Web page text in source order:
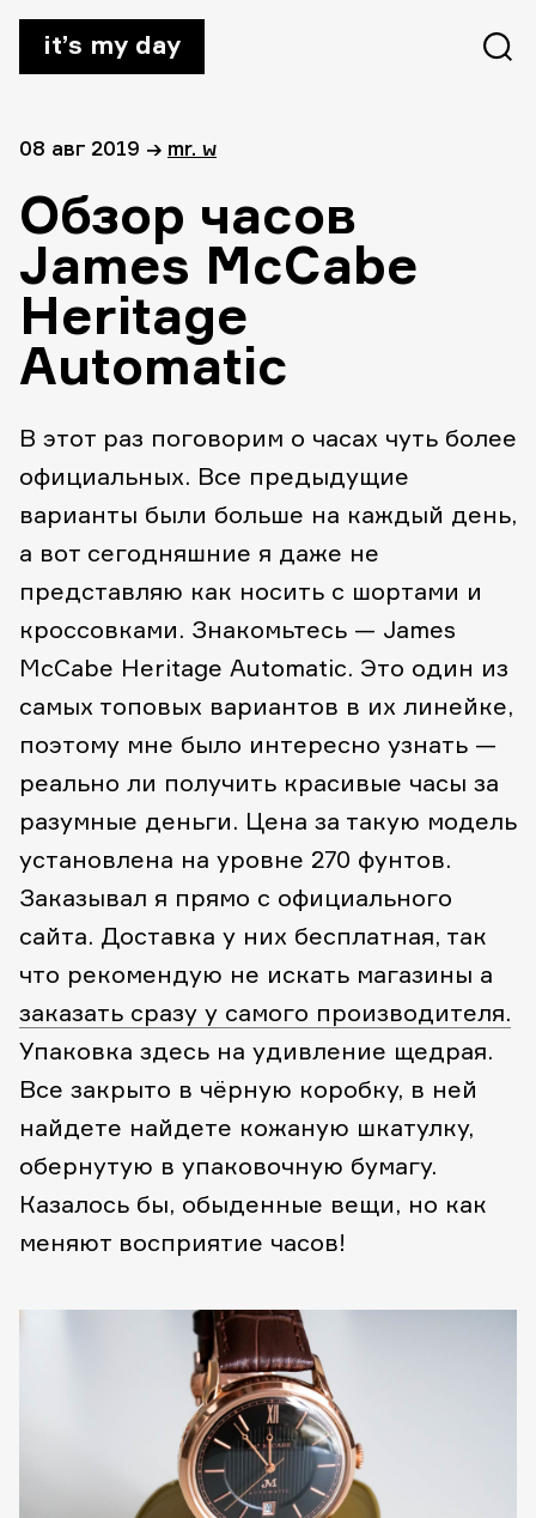
it’s my day
08 авг 2019 → mr. w
Обзор часов
James McCabe
Heritage
Automatic
В этот раз поговорим о часах чуть более
официальных. Все предыдущие
варианты были больше на каждый день,
а вот сегодняшние я даже не
представляю как носить с шортами и
кроссовками. Знакомьтесь — James
McCabe Heritage Automatic. Это один из
самых топовых вариантов в их линейке,
поэтому мне было интересно узнать —
реально ли получить красивые часы за
разумные деньги. Цена за такую модель
установлена на уровне 270 фунтов.
Заказывал я прямо с официального
сайта. Доставка у них бесплатная, так
что рекомендую не искать магазины а
заказать сразу у самого производителя.
Упаковка здесь на удивление щедрая.
Все закрыто в чёрную коробку, в ней
найдете найдете кожаную шкатулку,
обернутую в упаковочную бумагу.
Казалось бы, обыденные вещи, но как
меняют восприятие часов!